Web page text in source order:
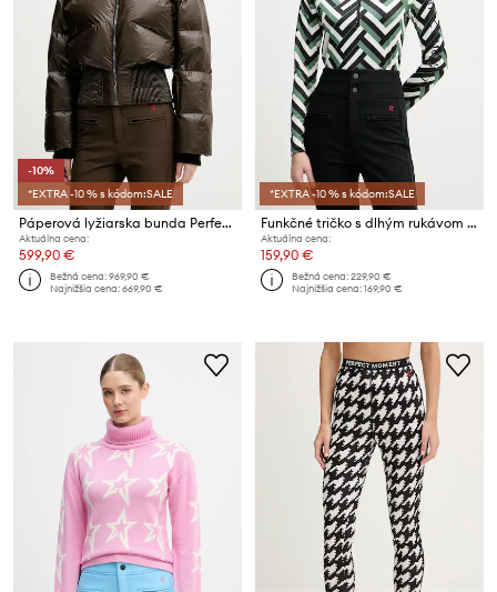
-10%
*EXTRA -10 % s kódom:SALE
Páperová lyžiarska bunda Perfect Moment Auretta
Aktuálna cena:
599,90 €
Bežná cena:969,90 €
Najnižšia cena:669,90 €
*EXTRA -10 % s kódom:SALE
Funkčné tričko s dlhým rukávom Perfect Moment
Aktuálna cena:
159,90 €
Bežná cena:229,90 €
Najnižšia cena:169,90 €